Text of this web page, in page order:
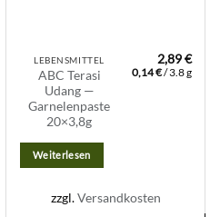
LEBENSMITTEL
ABC Terasi
Udang —
Garnelenpaste
20×3,8g
2,89€
0,14€/3.8g
Weiterlesen
zzgl.Versandkosten